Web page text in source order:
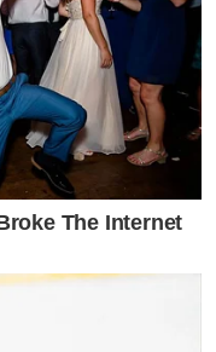
The Internet